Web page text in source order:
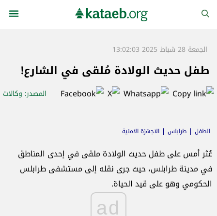
الجمعة 28 شباط 2025 13:02:03
طفل حديث الولادة مُلقى في الشارع!
المصدر: وكالات
الطفل طرابلس الاجهزة الامنية
عُثر أمس على طفل حديث الولادة ملقى في إحدى المناطق
في مدينة طرابلس، حيث جرى نقله إلى مستشفى طرابلس
الحكومي وهو على قيد الحياة.
ad